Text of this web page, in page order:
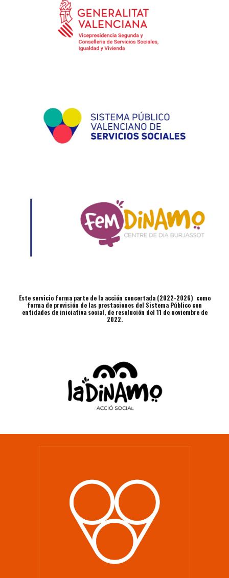
Este servicio forma parte de la acción concertada (2022-2026) como
forma de provisión de las prestaciones del Sistema Público con
entidades de iniciativa social, de resolución del 11 de noviembre de
2022.